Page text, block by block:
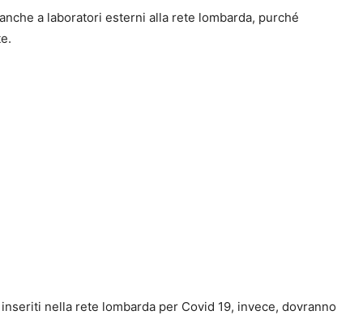
a laboratori esterni alla rete lombarda, purché
nella rete lombarda per Covid 19, invece, dovranno